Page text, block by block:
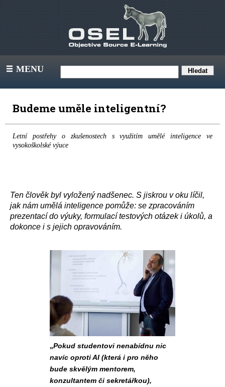
III MENU
Budeme uměle inteligentní?
Letní postřehy o zkušenostech s využitím umělé inteligence ve
vysokoškolské výuce
Ten člověk byl vyložený nadšenec. S jiskrou v oku líčil,
jak nám umělá inteligence pomůže: se zpracováním
prezentací do výuky, formulací testových otázek i úkolů, a
dokonce i s jejich opravováním.
„Pokud studentovi nenabídnu nic
navíc oproti AI (která i pro něho
bude skvělým mentorem,
konzultantem či sekretářkou),